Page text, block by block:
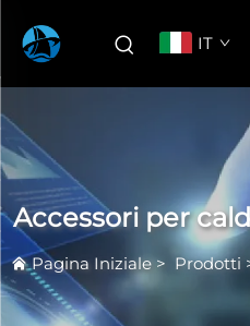
IT
Accessori per
Pagina Iniziale> Prodotti